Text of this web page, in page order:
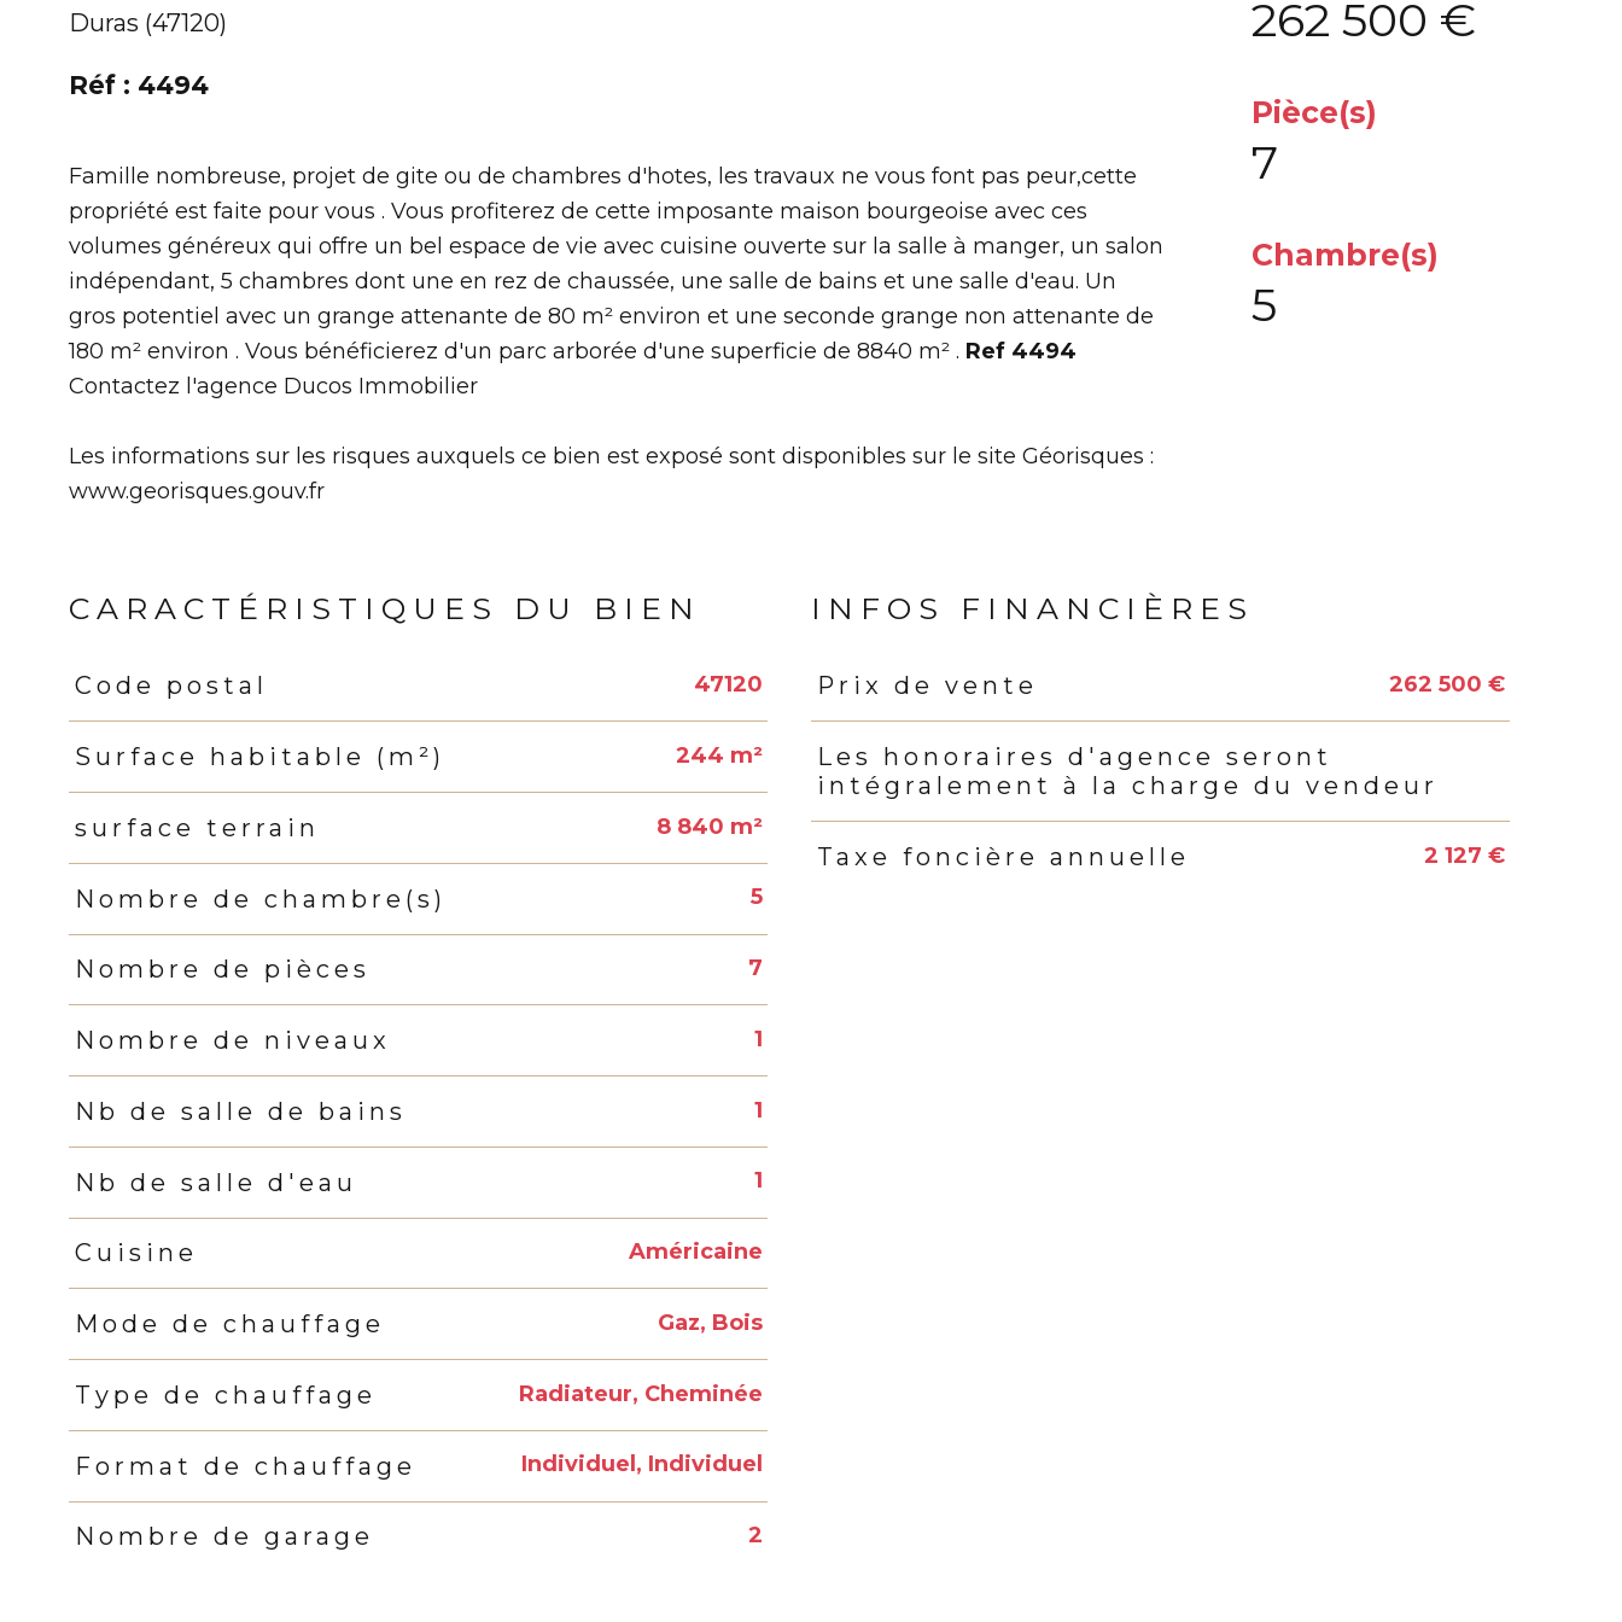
Duras (47120)
Réf : 4494
Famille nombreuse, projet de gite ou de chambres d'hotes, les travaux ne vous font pas peur,cette
propriété est faite pour vous . Vous profiterez de cette imposante maison bourgeoise avec ces
volumes généreux qui offre un bel espace de vie avec cuisine ouverte sur la salle à manger, un salon
indépendant, 5 chambres dont une en rez de chaussée, une salle de bains et une salle d'eau. Un
gros potentiel avec un grange attenante de 80 m² environ et une seconde grange non attenante de
180 m² environ . Vous bénéficierez d'un parc arborée d'une superficie de 8840 m² . Ref 4494
Contactez l'agence Ducos Immobilier
Les informations sur les risques auxquels ce bien est exposé sont disponibles sur le site Géorisques :
www.georisques.gouv.fr
262 500 €
Pièce(s)
7
Chambre(s)
5
CARACTÉRISTIQUES DU BIEN
Caractéristiques
Code postal 47120
Surface habitable (m²) 244 m²
surface terrain 8 840 m²
Nombre de chambre(s) 5
Nombre de pièces 7
Nombre de niveaux 1
Nb de salle de bains 1
Nb de salle d'eau 1
Cuisine Américaine
Mode de chauffage Gaz, Bois
Type de chauffage Radiateur, Cheminée
Format de chauffage Individuel, Individuel
Nombre de garage 2
INFOS FINANCIÈRES
Caractéristiques Valeurs
Prix de vente 262 500 €
Les honoraires d'agence seront
intégralement à la charge du vendeur
Taxe foncière annuelle 2 127 €